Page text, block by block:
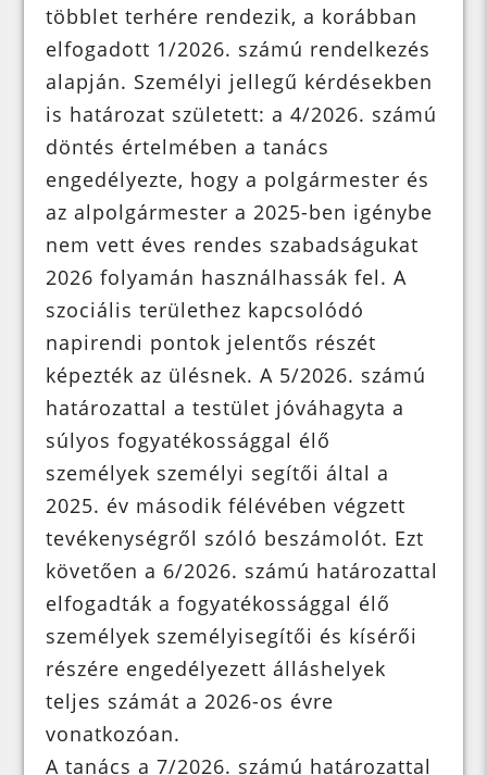
többlet terhére rendezik, a korábban
elfogadott 1/2026. számú rendelkezés
alapján. Személyi jellegű kérdésekben
is határozat született: a 4/2026. számú
döntés értelmében a tanács
engedélyezte, hogy a polgármester és
az alpolgármester a 2025-ben igénybe
nem vett éves rendes szabadságukat
2026 folyamán használhassák fel. A
szociális területhez kapcsolódó
napirendi pontok jelentős részét
képezték az ülésnek. A 5/2026. számú
határozattal a testület jóváhagyta a
súlyos fogyatékossággal élő
személyek személyi segítői által a
2025. év második félévében végzett
tevékenységről szóló beszámolót. Ezt
követően a 6/2026. számú határozattal
elfogadták a fogyatékossággal élő
személyek személyisegítői és kísérői
részére engedélyezett álláshelyek
teljes számát a 2026-os évre
vonatkozóan.
A tanács a 7/2026. számú határozattal